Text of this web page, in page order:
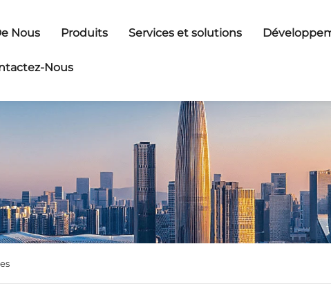
Nous Produits Services et solutions
Nous